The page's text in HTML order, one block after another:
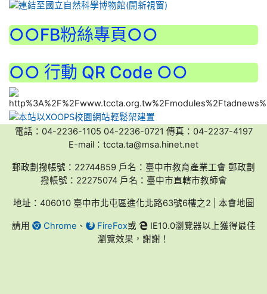
○○FB粉絲專頁○○
○○ 行動 QR Code ○○
電話：04-2236-1105 04-2236-0721 傳真：04-2237-4197
E-mail：tccta.ta@msa.hinet.net
郵政劃撥帳號：22744859 戶名：臺中市教育產業工會 郵政劃
撥帳號：22275074 戶名：臺中市直轄市教師會
地址：406010 臺中市北屯區進化北路63號6樓之2 | 本會地圖
請用 Chrome 、 FireFox或
IE10.0瀏覽器以上獲得最佳
瀏覽效果，謝謝！